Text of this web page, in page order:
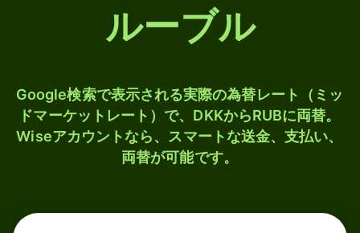
ルーブル
Google検索で表示される実際の為替レート（ミッ
ドマーケットレート）で、DKKからRUBに両替。
Wiseアカウントなら、スマートな送金、支払い、
両替が可能です。